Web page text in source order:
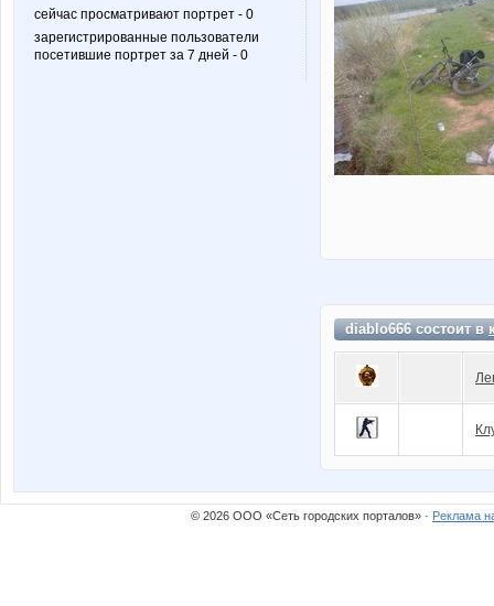
сейчас просматривают портрет - 0
зарегистрированные пользователи
посетившие портрет за 7 дней - 0
diablo666 состоит в
© 2026 ООО «Сеть городских порталов» · Реклама